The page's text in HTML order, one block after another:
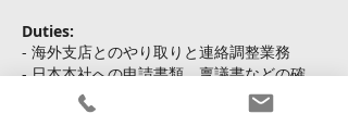
Duties:
- 海外支店とのやり取りと連絡調整業務
- 日本本社への申請書類、稟議書などの確
認と作成
- 会議資料作成